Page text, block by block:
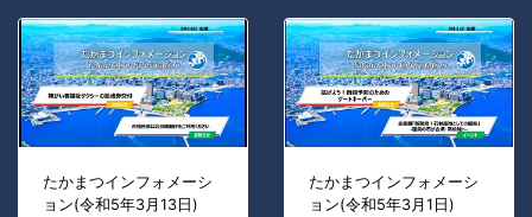
たかまつインフォメーシ
ョン(令和5年3月13日)
たかまつインフォメーシ
ョン(令和5年3月1日)